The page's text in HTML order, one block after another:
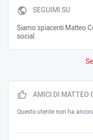
SEGUIMI SU
Siamo spiacenti Matteo
social.
AMICI DI MATTEO
Questo utente non ha